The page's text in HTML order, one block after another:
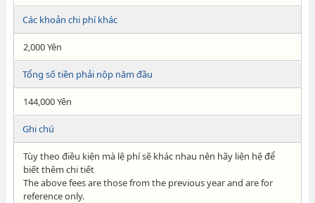
Các khoản chi phí khác
2,000 Yên
Tổng số tiền phải nộp năm đầu
144,000 Yên
Ghi chú
Tùy theo điều kiện mà lệ phí sẽ khác nhau nên hãy liện hệ để
biết thêm chi tiết
The above fees are those from the previous year and are for
reference only.